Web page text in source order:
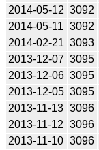
2014-05-12 3092
2014-05-11 3092
2014-02-21 3093
2013-12-07 3095
2013-12-06 3095
2013-12-05 3095
2013-11-13 3096
2013-11-12 3096
2013-11-10 3096